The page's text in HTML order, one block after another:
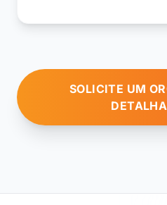
SOLICITE UM